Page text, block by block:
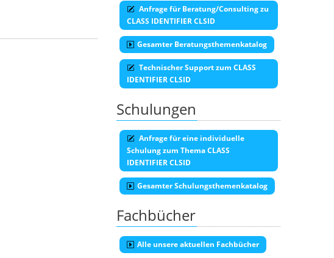
Anfrage für Beratung/Consulting zu
CLASS IDENTIFIER CLSID
Gesamter Beratungsthemenkatalog
Technischer Support zum CLASS
IDENTIFIER CLSID
Schulungen
Anfrage für eine individuelle
Schulung zum Thema CLASS
IDENTIFIER CLSID
Gesamter Schulungsthemenkatalog
Fachbücher
Alle unsere aktuellen Fachbücher